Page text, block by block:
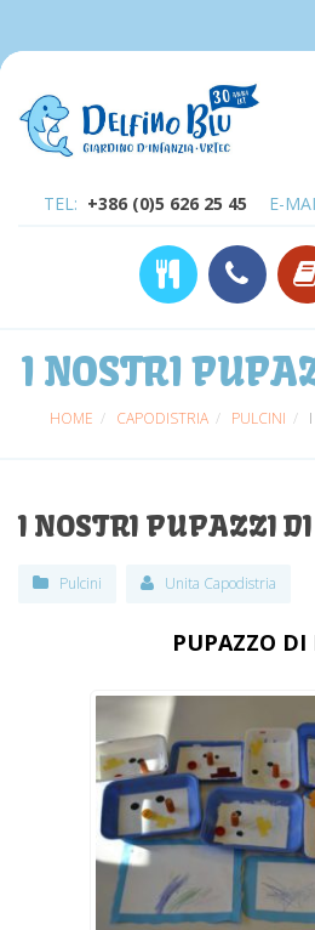
TEL: +386 (0)5 626 25 45 E-
I NOSTRI
HOME CAPODISTRIA PULCINI
I NOSTRI PUPAZZI
Pulcini Unita Capodistria
PUPAZZO DI